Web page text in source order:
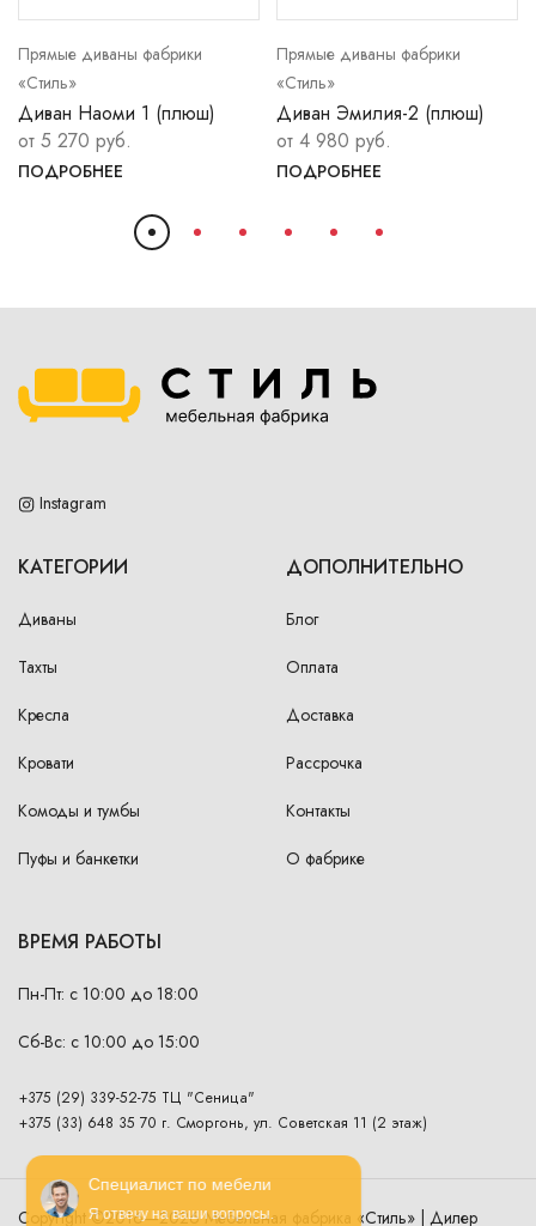
Специалист по мебели
Я отвечу на ваши вопросы.
Прямые диваны фабрики
«Стиль»
Диван Наоми 1 (плюш)
от 5 270 руб.
ПОДРОБНЕЕ
Прямые диваны фабрики
«Стиль»
Диван Эмилия-2 (плюш)
от 4 980 руб.
ПОДРОБНЕЕ
Instagram
КАТЕГОРИИ
Диваны
Тахты
Кресла
Кровати
Комоды и тумбы
Пуфы и банкетки
ДОПОЛНИТЕЛЬНО
Блог
Оплата
Доставка
Рассрочка
Контакты
О фабрике
ВРЕМЯ РАБОТЫ
Пн-Пт: с 10:00 до 18:00
Сб-Вс: с 10:00 до 15:00
+375 (29) 339-52-75 ТЦ "Сеница"
+375 (33) 648 35 70 г. Сморгонь, ул. Советская 11 (2 этаж)
Copyright ©2016—2026 Мебельная фабрика «Стиль» | Дилер